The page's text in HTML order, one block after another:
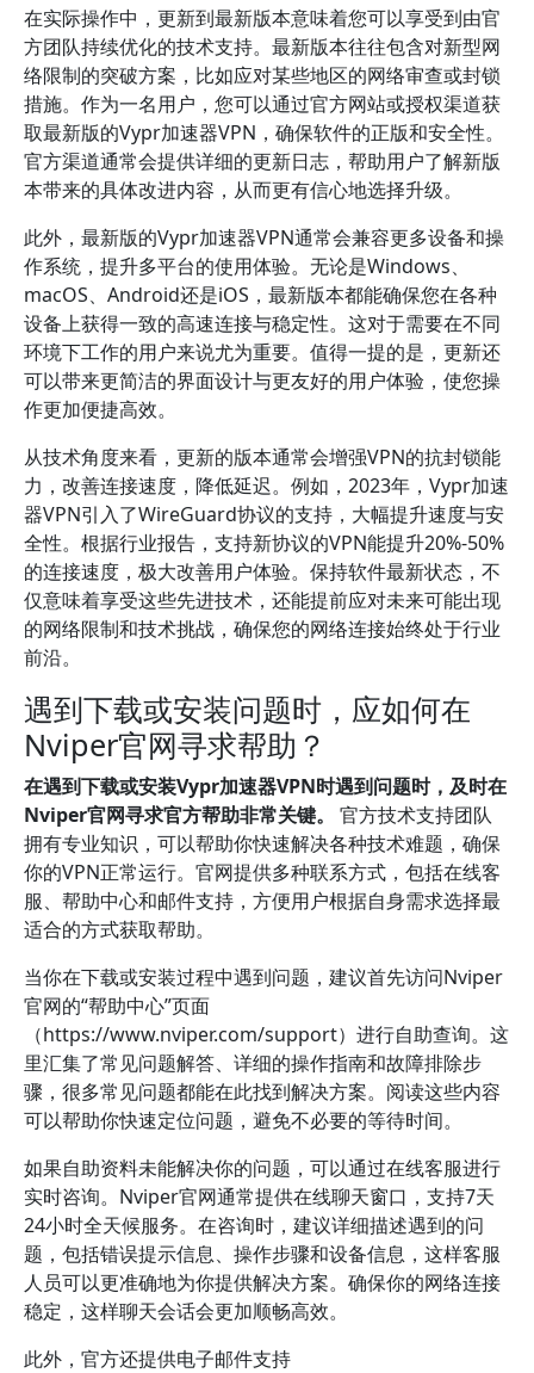
在实际操作中，更新到最新版本意味着您可以享受到由官
方团队持续优化的技术支持。最新版本往往包含对新型网
络限制的突破方案，比如应对某些地区的网络审查或封锁
措施。作为一名用户，您可以通过官方网站或授权渠道获
取最新版的Vypr加速器VPN，确保软件的正版和安全性。
官方渠道通常会提供详细的更新日志，帮助用户了解新版
本带来的具体改进内容，从而更有信心地选择升级。
此外，最新版的Vypr加速器VPN通常会兼容更多设备和操
作系统，提升多平台的使用体验。无论是Windows、
macOS、Android还是iOS，最新版本都能确保您在各种
设备上获得一致的高速连接与稳定性。这对于需要在不同
环境下工作的用户来说尤为重要。值得一提的是，更新还
可以带来更简洁的界面设计与更友好的用户体验，使您操
作更加便捷高效。
从技术角度来看，更新的版本通常会增强VPN的抗封锁能
力，改善连接速度，降低延迟。例如，2023年，Vypr加速
器VPN引入了WireGuard协议的支持，大幅提升速度与安
全性。根据行业报告，支持新协议的VPN能提升20%-50%
的连接速度，极大改善用户体验。保持软件最新状态，不
仅意味着享受这些先进技术，还能提前应对未来可能出现
的网络限制和技术挑战，确保您的网络连接始终处于行业
前沿。
遇到下载或安装问题时，应如何在
Nviper官网寻求帮助？
在遇到下载或安装Vypr加速器VPN时遇到问题时，及时在
Nviper官网寻求官方帮助非常关键。
官方技术支持团队
拥有专业知识，可以帮助你快速解决各种技术难题，确保
你的VPN正常运行。官网提供多种联系方式，包括在线客
服、帮助中心和邮件支持，方便用户根据自身需求选择最
适合的方式获取帮助。
当你在下载或安装过程中遇到问题，建议首先访问Nviper
官网的“帮助中心”页面
（https://www.nviper.com/support）进行自助查询。这
里汇集了常见问题解答、详细的操作指南和故障排除步
骤，很多常见问题都能在此找到解决方案。阅读这些内容
可以帮助你快速定位问题，避免不必要的等待时间。
如果自助资料未能解决你的问题，可以通过在线客服进行
实时咨询。Nviper官网通常提供在线聊天窗口，支持7天
24小时全天候服务。在咨询时，建议详细描述遇到的问
题，包括错误提示信息、操作步骤和设备信息，这样客服
人员可以更准确地为你提供解决方案。确保你的网络连接
稳定，这样聊天会话会更加顺畅高效。
此外，官方还提供电子邮件支持